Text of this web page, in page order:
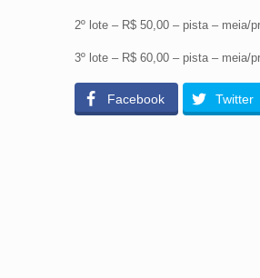
2º lote – R$ 50,00 – pista – meia/
3º lote – R$ 60,00 – pista – meia/
Facebook Twitter